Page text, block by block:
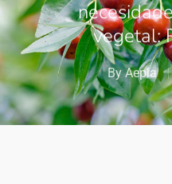
vegetal:
ByAepla